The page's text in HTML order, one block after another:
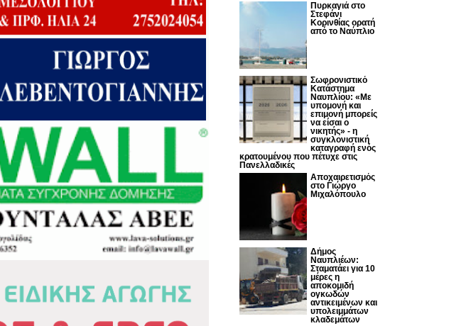
Πυρκαγιά στο
Στεφάνι
Κορινθίας ορατή
από το Ναύπλιο
Σωφρονιστικό
Κατάστημα
Ναυπλίου: «Με
υπομονή και
επιμονή μπορείς
να είσαι ο
νικητής» - η
συγκλονιστική
καταγραφή ενός
κρατουμένου που πέτυχε στις
Πανελλαδικές
Αποχαιρετισμός
στο Γιώργο
Μιχαλόπουλο
Δήμος
Ναυπλιέων:
Σταματάει για 10
μέρες η
αποκομιδή
ογκωδών
αντικειμένων και
υπολειμμάτων
κλαδεμάτων